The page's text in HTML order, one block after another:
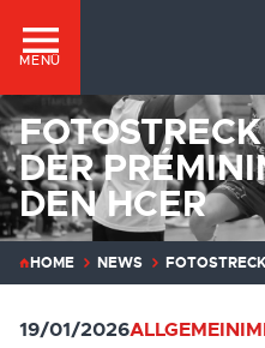
MENÜ
DER
DEN HCER
HOME NEWS
19/01/2026ALLGEMEIN